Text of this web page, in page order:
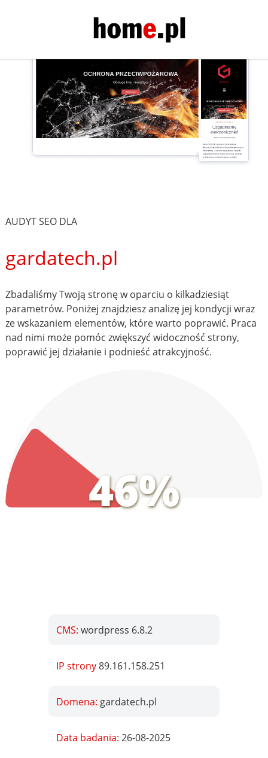
AUDYT SEO DLA
gardatech.pl
Zbadaliśmy Twoją stronę w oparciu o kilkadziesiąt
parametrów. Poniżej znajdziesz analizę jej kondycji wraz
ze wskazaniem elementów, które warto poprawić. Praca
nad nimi może pomóc zwiększyć widoczność strony,
poprawić jej działanie i podnieść atrakcyjność.
46%
CMS:wordpress 6.8.2
IP strony89.161.158.251
Domena: gardatech.pl
Data badania:26-08-2025